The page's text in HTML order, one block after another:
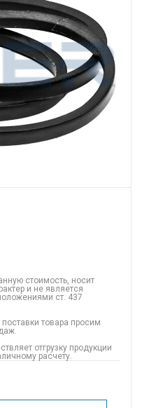
стоимость, носит
и не является
ст. 437
товара просим
отгрузку продукции
расчету.